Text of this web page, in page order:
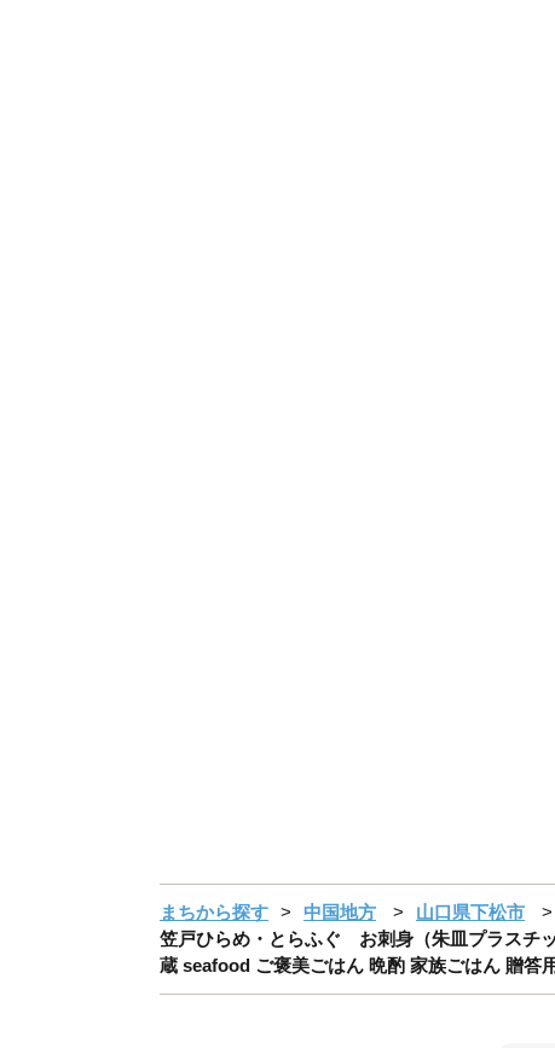
まちから探す 中国地方 山口県下松市
笠戸ひらめ・とらふぐ お刺身（朱皿プラスチ
蔵 seafood ご褒美ごはん 晩酌 家族ごはん 贈答